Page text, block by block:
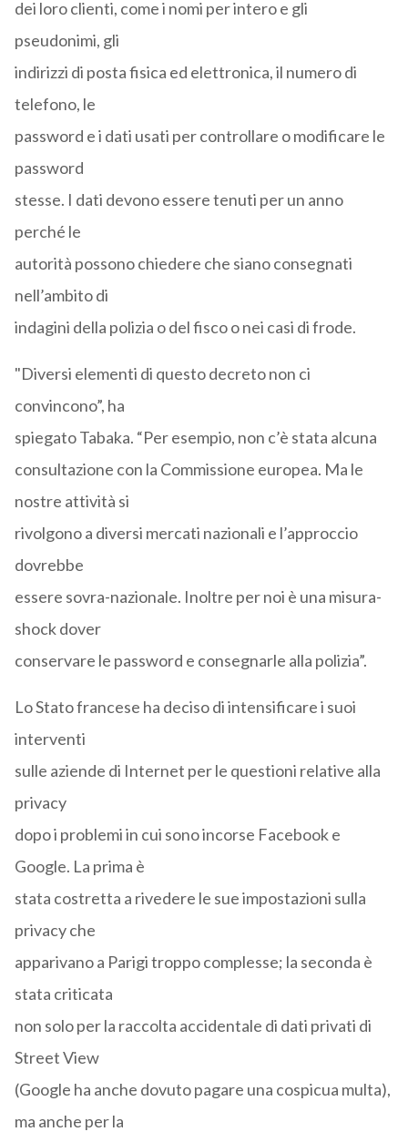
dei loro clienti, come i nomi per intero e gli
pseudonimi, gli
indirizzi di posta fisica ed elettronica, il numero di
telefono, le
password e i dati usati per controllare o modificare le
password
stesse. I dati devono essere tenuti per un anno
perché le
autorità possono chiedere che siano consegnati
nell’ambito di
indagini della polizia o del fisco o nei casi di frode.
"Diversi elementi di questo decreto non ci
convincono”, ha
spiegato Tabaka. “Per esempio, non c’è stata alcuna
consultazione con la Commissione europea. Ma le
nostre attività si
rivolgono a diversi mercati nazionali e l’approccio
dovrebbe
essere sovra-nazionale. Inoltre per noi è una misura-
shock dover
conservare le password e consegnarle alla polizia”.
Lo Stato francese ha deciso di intensificare i suoi
interventi
sulle aziende di Internet per le questioni relative alla
privacy
dopo i problemi in cui sono incorse Facebook e
Google. La prima è
stata costretta a rivedere le sue impostazioni sulla
privacy che
apparivano a Parigi troppo complesse; la seconda è
stata criticata
non solo per la raccolta accidentale di dati privati di
Street View
(Google ha anche dovuto pagare una cospicua multa),
ma anche per la